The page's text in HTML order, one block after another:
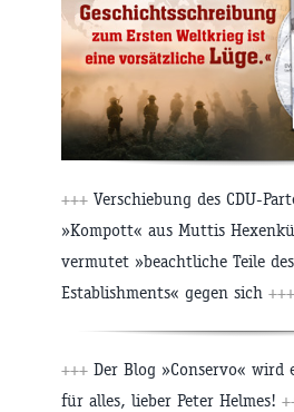
+++ Verschiebung des CDU-
»Kompott« aus Muttis
vermutet »beachtliche Teile
Establishments« gegen sich +++
+++ Der Blog »Conservo« wird
für alles, lieber Peter Helmes!